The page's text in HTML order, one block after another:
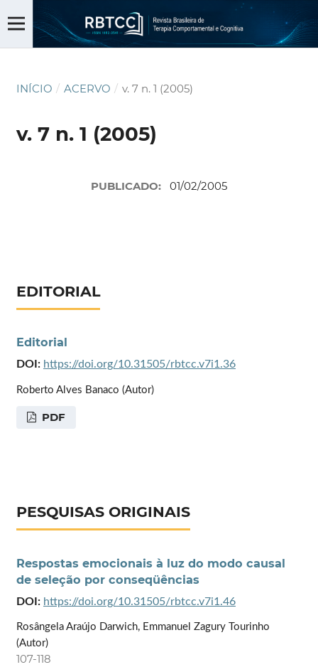
INÍCIO / ACERVO / v. 7 n. 1 (2005)
v. 7 n. 1 (2005)
PUBLICADO: 01/02/2005
EDITORIAL
Editorial
DOI: https://doi.org/10.31505/rbtcc.v7i1.36
Roberto Alves Banaco (Autor)
PDF
PESQUISAS ORIGINAIS
Respostas emocionais à luz do modo causal
de seleção por conseqüências
DOI: https://doi.org/10.31505/rbtcc.v7i1.46
Rosângela Araújo Darwich, Emmanuel Zagury Tourinho
(Autor)
107-118